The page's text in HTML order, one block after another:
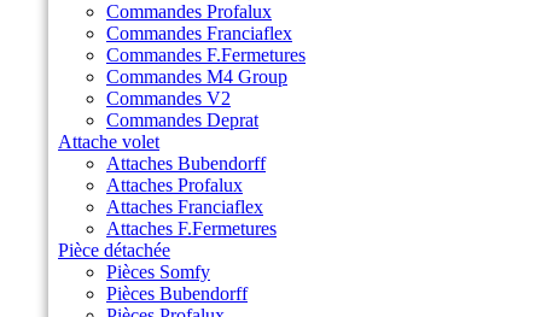
Commandes Profalux
Commandes Franciaflex
Commandes F.Fermetures
Commandes M4 Group
Commandes V2
Commandes Deprat
Attache volet
Attaches Bubendorff
Attaches Profalux
Attaches Franciaflex
Attaches F.Fermetures
Pièce détachée
Pièces Somfy
Pièces Bubendorff